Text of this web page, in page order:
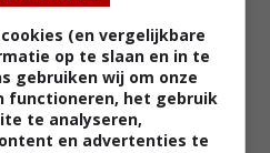
fantasyfilms op
je bijna was
ze zijn gemaakt
(en vergelijkbare
op te slaan en in te
gebruiken wij om onze
functioneren, het gebruik
te analyseren,
en advertenties te